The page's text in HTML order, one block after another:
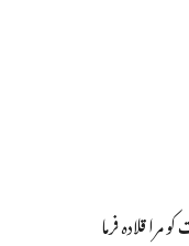
مرا قلادہ فرما